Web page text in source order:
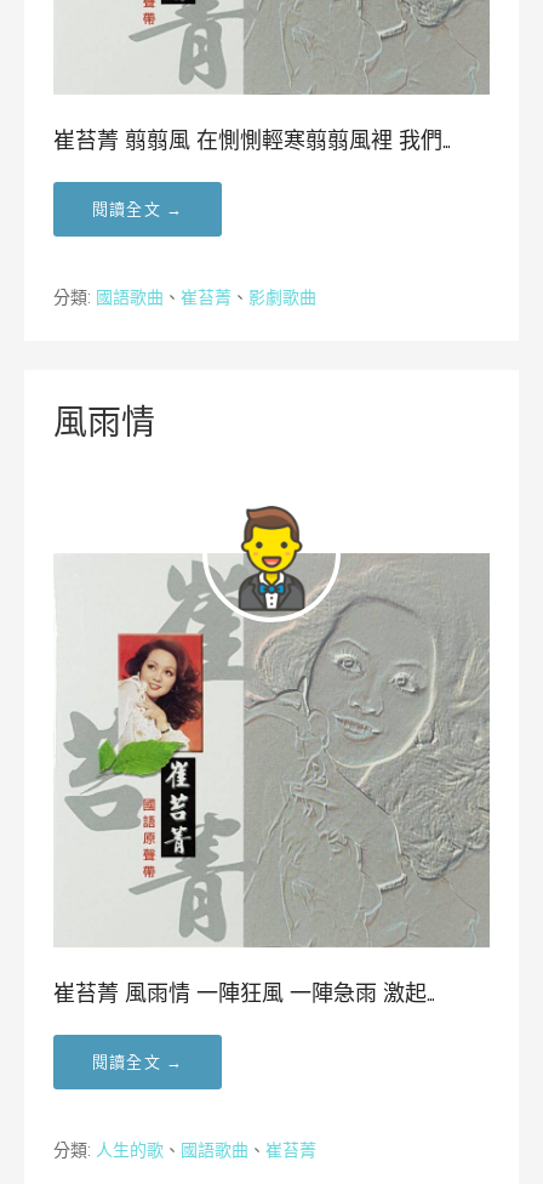
崔苔菁 翦翦風 在惻惻輕寒翦翦風裡 我們…
閱讀全文 →
分類: 國語歌曲 、 崔苔菁 、 影劇歌曲
風雨情
崔苔菁 風雨情 一陣狂風 一陣急雨 激起…
閱讀全文 →
分類: 人生的歌 、 國語歌曲 、 崔苔菁